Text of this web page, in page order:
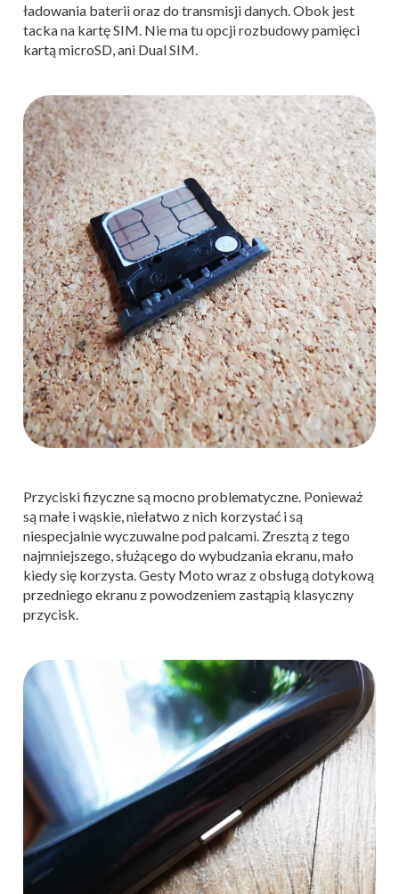
ładowania baterii oraz do transmisji danych. Obok jest
tacka na kartę SIM. Nie ma tu opcji rozbudowy pamięci
kartą microSD, ani Dual SIM.
Przyciski fizyczne są mocno problematyczne. Ponieważ
są małe i wąskie, niełatwo z nich korzystać i są
niespecjalnie wyczuwalne pod palcami. Zresztą z tego
najmniejszego, służącego do wybudzania ekranu, mało
kiedy się korzysta. Gesty Moto wraz z obsługą dotykową
przedniego ekranu z powodzeniem zastąpią klasyczny
przycisk.